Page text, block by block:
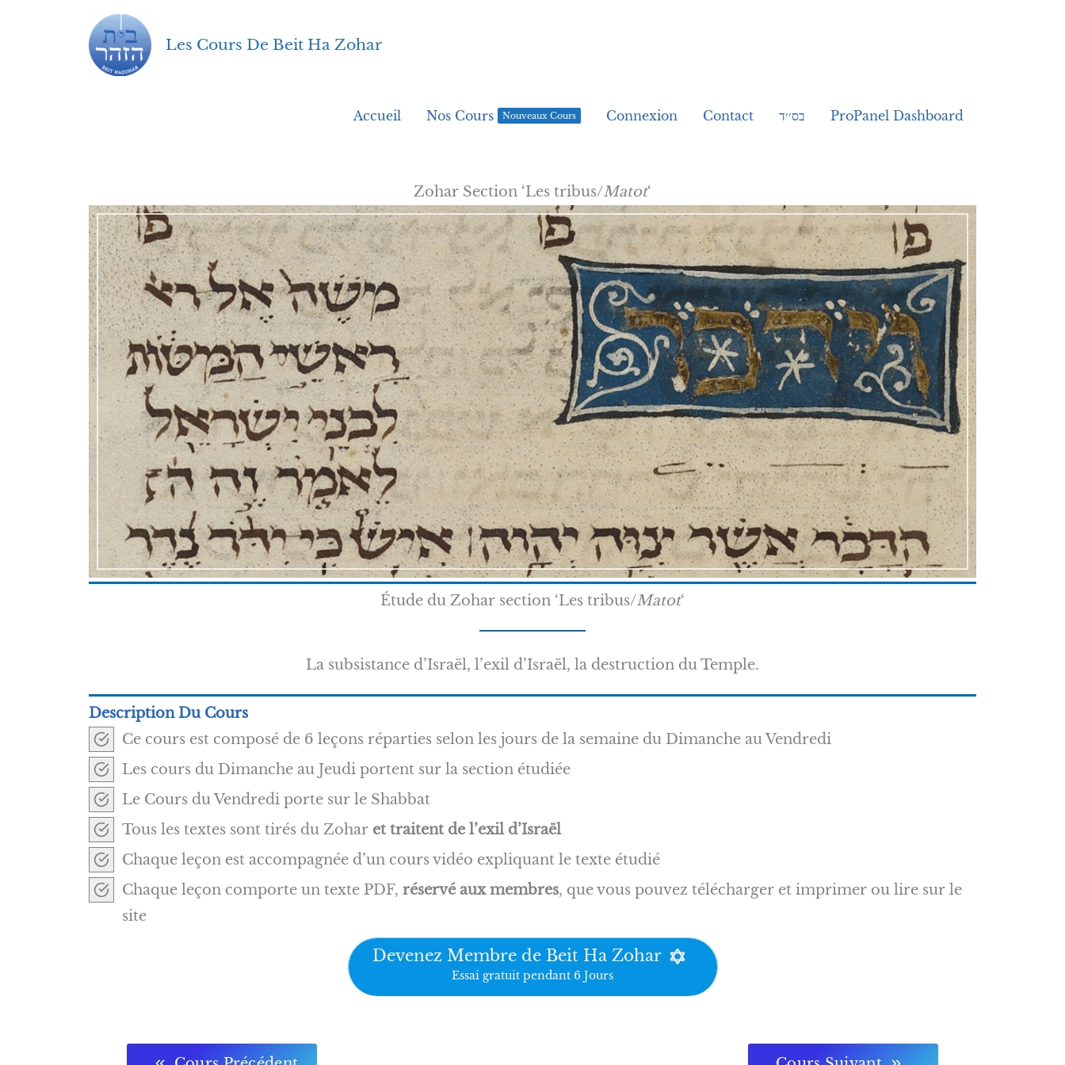
Les Cours De Beit Ha Zohar
Accueil Nos Cours Nouveaux Cours Connexion Contact בס׳׳ד ProPanel Dashboard
Zohar Section ‘Les tribus/Matot‘
Étude du Zohar section ‘Les tribus/Matot‘
La subsistance d’Israël, l’exil d’Israël, la destruction du Temple.
Description Du Cours
Ce cours est composé de 6 leçons réparties selon les jours de la semaine du Dimanche au Vendredi
Les cours du Dimanche au Jeudi portent sur la section étudiée
Le Cours du Vendredi porte sur le Shabbat
Tous les textes sont tirés du Zohar et traitent de l’exil d’Israël
Chaque leçon est accompagnée d’un cours vidéo expliquant le texte étudié
Chaque leçon comporte un texte PDF, réservé aux membres, que vous pouvez télécharger et imprimer ou lire sur le
site
Devenez Membre de Beit Ha Zohar
Essai gratuit pendant 6 Jours